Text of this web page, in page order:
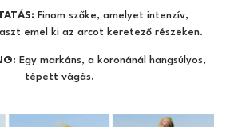
Finom szőke, amelyet intenzív,
emel ki az arcot keretező részeken.
Egy markáns, a koronánál hangsúlyos,
tépett vágás.